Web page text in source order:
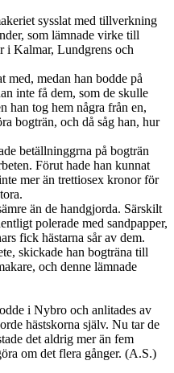
sysslat med tillverkning
som lämnade virke till
i Kalmar, Lundgrens och
med, medan han bodde på
inte få dem, som de skulle
han tog hem några från en,
bogträn, och då såg han, hur
betällninggrna på bogträn
Förut hade han kunnat
mer än trettiosex kronor för
än de handgjorda. Särskilt
polerade med sandpapper,
fick hästarna sår av dem.
skickade han bogträna till
och denne lämnade
i Nybro och anlitades av
hästskorna själv. Nu tar de
det aldrig mer än fem
om det flera gånger. (A.S.)